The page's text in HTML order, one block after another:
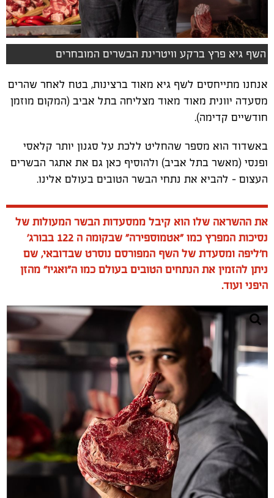
השף גיא פרץ ברקע וויטרינת הבשרים המובחרים
אנחנו מתייחסים לשף גיא מאוד ברצינות, בטח לאחר שהרים
מסעדה יוונית מאוד מאוד מצליחה בתל אביב (המקום מוזמן
חודשיים קדימה).
באשדוד הוא מספר שהחליט ללכת על סגנון יותר קלאסי
ופנסי (מאשר בתל אביב) ולהוסיף כאן גם את אתגר הבשרים
העצום – להביא את נתחי הבשר הטובים בעולם אלינו.
את ההשראה שלו הוא קיבל ממסעדות הבשר המעולות של
נסיכות המפרץ כמו "אטמוספירה" שבקומה ה 122 בבורג'
ח'ליפה ומסעדת של השף המפורסם נוסרט שבדובאי, שם
ניתן להזמין את הנתחים הטובים בעולם כמו ה"ואגיו" מהזן
היפני ועוד.